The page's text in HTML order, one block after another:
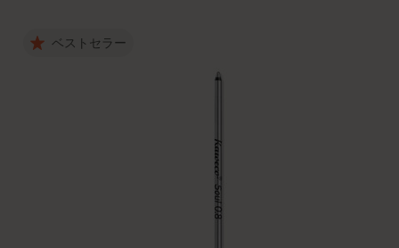
ベストセラー